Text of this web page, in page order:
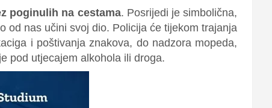
poginulih na cestama. Posrijedi je simbolična,
od nas učini svoj dio. Policija će tijekom trajanja
i poštivanja znakova, do nadzora mopeda,
pod utjecajem alkohola ili droga.